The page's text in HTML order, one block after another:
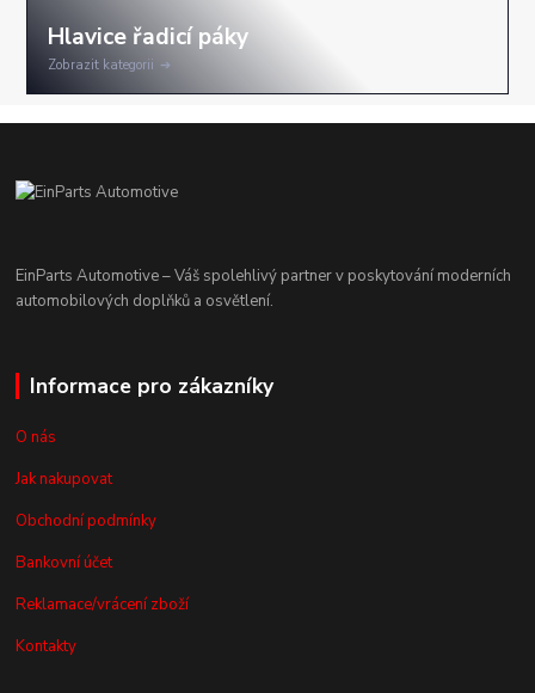
Zobrazit kategorii
EinParts Automotive – Váš spolehlivý partner v poskytování moderních
automobilových doplňků a osvětlení.
Informace pro zákazníky
O nás
Jak nakupovat
Obchodní podmínky
Bankovní účet
Reklamace/vrácení zboží
Kontakty